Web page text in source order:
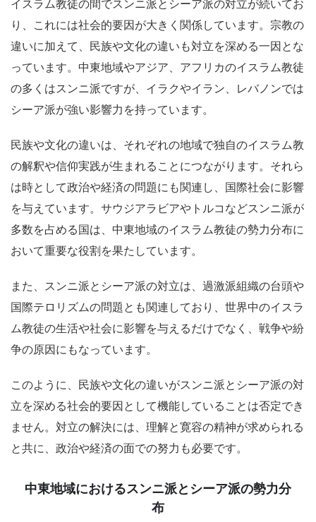
イスラム教徒の間でスンニ派とシーア派の対立が続いてお
り、これには社会的要因が大きく関係しています。宗教の
違いに加えて、民族や文化の違いも対立を深める一因とな
っています。中東地域やアジア、アフリカのイスラム教徒
の多くはスンニ派ですが、イラクやイラン、レバノンでは
シーア派が強い影響力を持っています。
民族や文化の違いは、それぞれの地域で独自のイスラム教
の解釈や信仰実践が生まれることにつながります。それら
は時として政治や経済の問題にも関連し、国際社会に影響
を与えています。サウジアラビアやトルコなどスンニ派が
多数を占める国は、中東地域のイスラム教徒の勢力分布に
おいて重要な役割を果たしています。
また、スンニ派とシーア派の対立は、過激派組織の台頭や
国際テロリズムの問題とも関連しており、世界中のイスラ
ム教徒の生活や社会に影響を与えるだけでなく、戦争や紛
争の原因にもなっています。
このように、民族や文化の違いがスンニ派とシーア派の対
立を深める社会的要因として機能していることは否定でき
ません。対立の解決には、理解と寛容の精神が求められる
と共に、政治や経済の面での努力も必要です。
中東地域におけるスンニ派とシーア派の勢力分
布